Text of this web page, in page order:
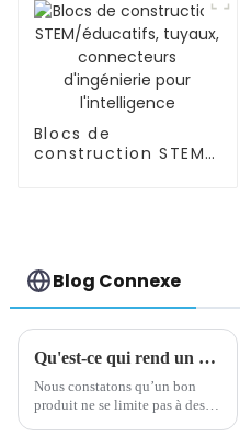
d'entraînement
Blocs de
construction STEM/
Blog Connexe
Qu'est-ce qui rend un produit génial
Nous constatons qu’un bon
produit ne se limite pas à des